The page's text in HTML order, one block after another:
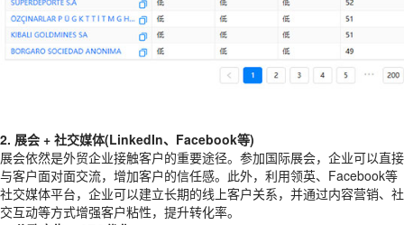
2. 展会 + 社交媒体(LinkedIn、Facebook等)
展会依然是外贸企业接触客户的重要途径。参加国际展会，企业可以直接
与客户面对面交流，增加客户的信任感。此外，利用领英、Facebook等
社交媒体平台，企业可以建立长期的线上客户关系，并通过内容营销、社
交互动等方式增强客户粘性，提升转化率。